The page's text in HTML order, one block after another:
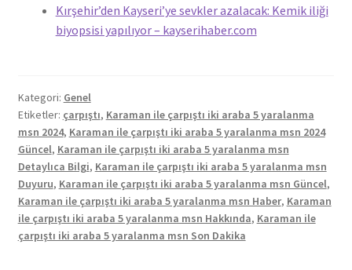
Kırşehir’den Kayseri’ye sevkler azalacak: Kemik iliği
biyopsisi yapılıyor – kayserihaber.com
Kategori: Genel
Etiketler: çarpıştı, Karaman ile çarpıştı iki araba 5 yaralanma
msn 2024, Karaman ile çarpıştı iki araba 5 yaralanma msn 2024
Güncel, Karaman ile çarpıştı iki araba 5 yaralanma msn
Detaylıca Bilgi, Karaman ile çarpıştı iki araba 5 yaralanma msn
Duyuru, Karaman ile çarpıştı iki araba 5 yaralanma msn Güncel,
Karaman ile çarpıştı iki araba 5 yaralanma msn Haber, Karaman
ile çarpıştı iki araba 5 yaralanma msn Hakkında, Karaman ile
çarpıştı iki araba 5 yaralanma msn Son Dakika